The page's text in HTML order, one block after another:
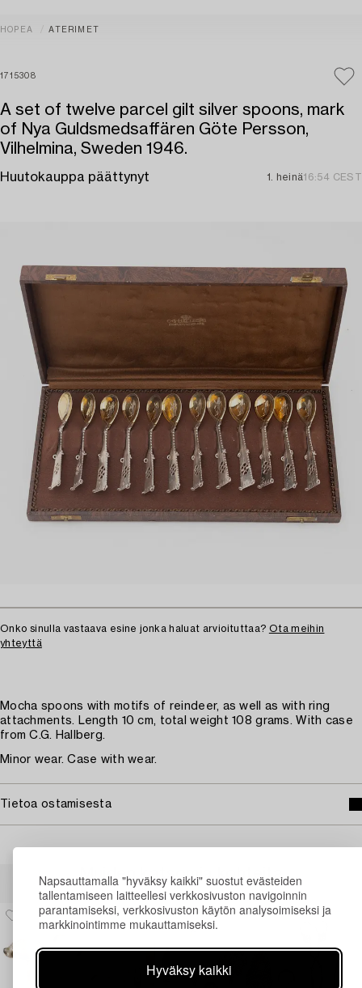
Napsauttamalla "hyväksy kaikki" suostut evästeiden
tallentamiseen laitteellesi verkkosivuston navigoinnin
parantamiseksi, verkkosivuston käytön analysoimiseksi ja
markkinointimme mukauttamiseksi.
Hyväksy kaikki
HOPEA ATERIMET
1715308
A set of twelve parcel gilt silver spoons, mark
of Nya Guldsmedsaffären Göte Persson,
Vilhelmina, Sweden 1946.
Huutokauppa päättynyt 1. heinä16:54 CEST
Onko sinulla vastaava esine jonka haluat arvioituttaa? Ota meihin
yhteyttä
Mocha spoons with motifs of reindeer, as well as with ring
attachments. Length 10 cm, total weight 108 grams. With case
from C.G. Hallberg.
Minor wear. Case with wear.
Tietoa ostamisesta
Muiden katsomia kohteita